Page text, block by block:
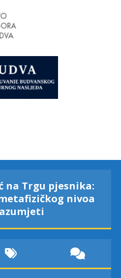
na Trgu pjesnika:
nivoa